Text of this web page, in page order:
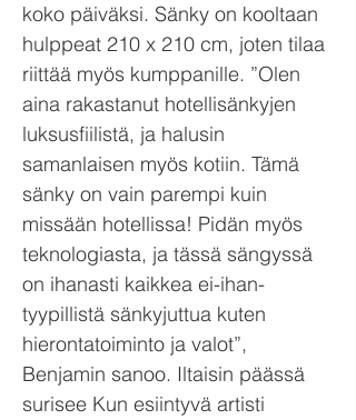
koko päiväksi. Sänky on kooltaan
hulppeat 210 x 210 cm, joten tilaa
riittää myös kumppanille. ”Olen
aina rakastanut hotellisänkyjen
luksusfiilistä, ja halusin
samanlaisen myös kotiin. Tämä
sänky on vain parempi kuin
missään hotellissa! Pidän myös
teknologiasta, ja tässä sängyssä
on ihanasti kaikkea ei-ihan-
tyypillistä sänkyjuttua kuten
hierontatoiminto ja valot”,
Benjamin sanoo. Iltaisin päässä
surisee Kun esiintyvä artisti